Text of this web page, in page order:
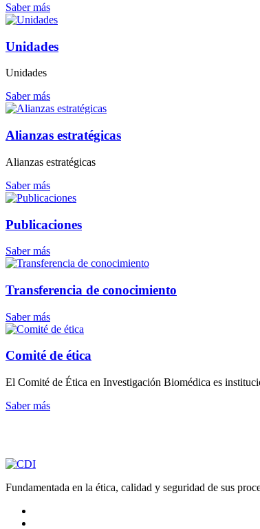
Saber más
Unidades
Unidades
Saber más
Alianzas estratégicas
Alianzas estratégicas
Saber más
Publicaciones
Saber más
Transferencia de conocimiento
Saber más
Comité de ética
El Comité de Ética en Investigación Biomédica es
Saber más
Fundamentada en la ética, calidad y seguridad de sus